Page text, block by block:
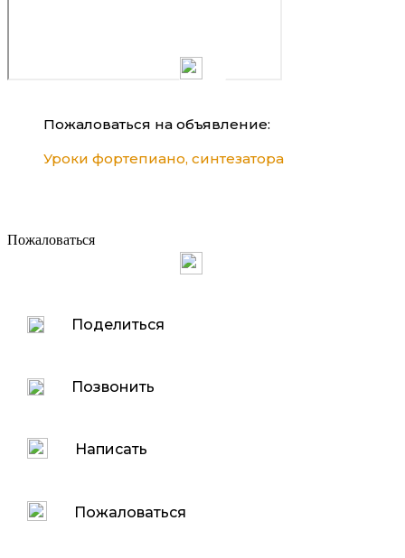
Пожаловаться на объявление:
Уроки фортепиано, синтезатора
Пожаловаться
Поделиться
Позвонить
Написать
Пожаловаться